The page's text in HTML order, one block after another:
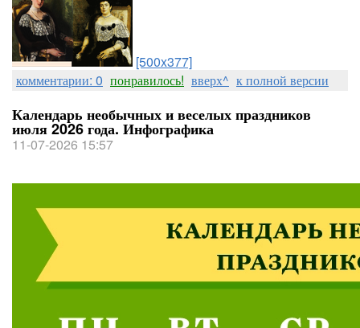
[500x377]
комментарии: 0 понравилось! вверх^ к полной версии
Календарь необычных и веселых праздников
июля 2026 года. Инфографика
11-07-2026 15:57